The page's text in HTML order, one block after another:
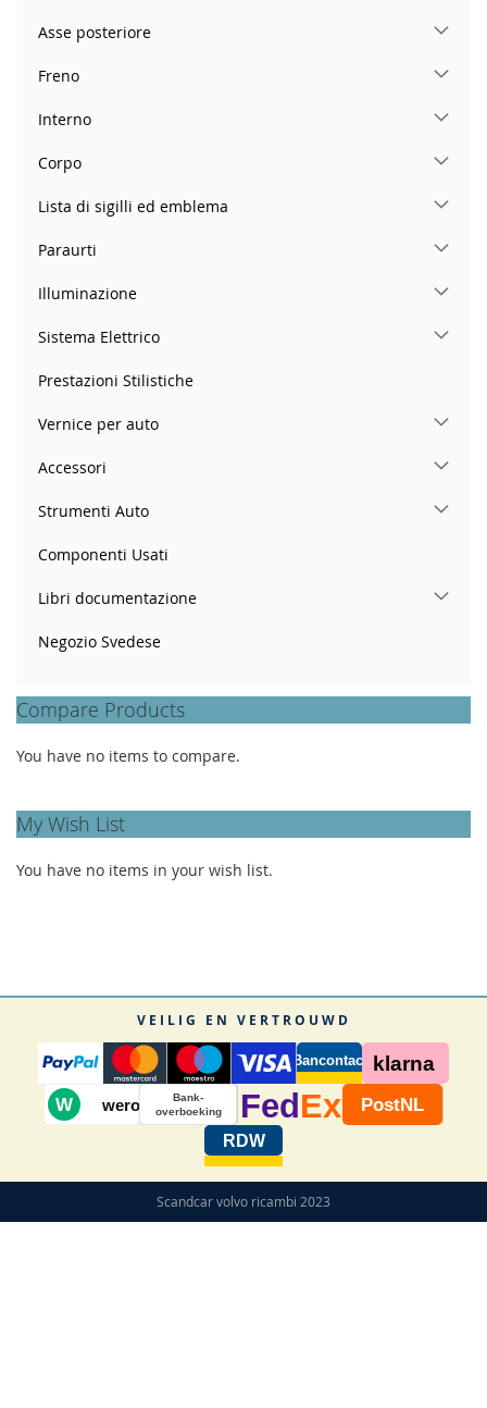
Asse posteriore
Freno
Interno
Corpo
Lista di sigilli ed emblema
Paraurti
Illuminazione
Sistema Elettrico
Prestazioni Stilistiche
Vernice per auto
Accessori
Strumenti Auto
Componenti Usati
Libri documentazione
Negozio Svedese
Compare Products
You have no items to compare.
My Wish List
You have no items in your wish list.
VEILIG EN VERTROUWD
Bancontact klarna
W wero
Bank-
overboeking
Fed Ex PostNL
RDW
Scandcar volvo ricambi 2023